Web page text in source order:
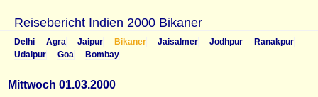
Reisebericht Indien 2000 Bikaner
Delhi Agra Jaipur Bikaner Jaisalmer Jodhpur
Ranakpur
Udaipur
Goa Bombay
Mittwoch 01.03.2000